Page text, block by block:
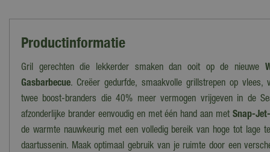
Productinformatie
Gril gerechten die lekkerder smaken dan ooit op de nieuwe
Gasbarbecue. Creëer gedurfde, smaakvolle grillstrepen op vlees,
twee boost-branders die 40% meer vermogen vrijgeven in de
afzonderlijke brander eenvoudig en met één hand aan metSnap-
de warmte nauwkeurig met een volledig bereik van hoge tot lage
daartussenin. Maak optimaal gebruik van je ruimte door een